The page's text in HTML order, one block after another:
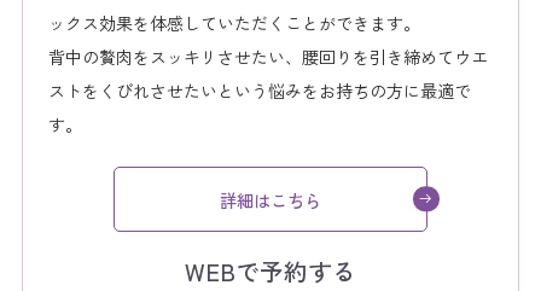
ックス効果を体感していただくことができます。
背中の贅肉をスッキリさせたい、腰回りを引き締めてウエ
ストをくびれさせたいという悩みをお持ちの方に最適で
す。
詳細はこちら
WEBで予約する